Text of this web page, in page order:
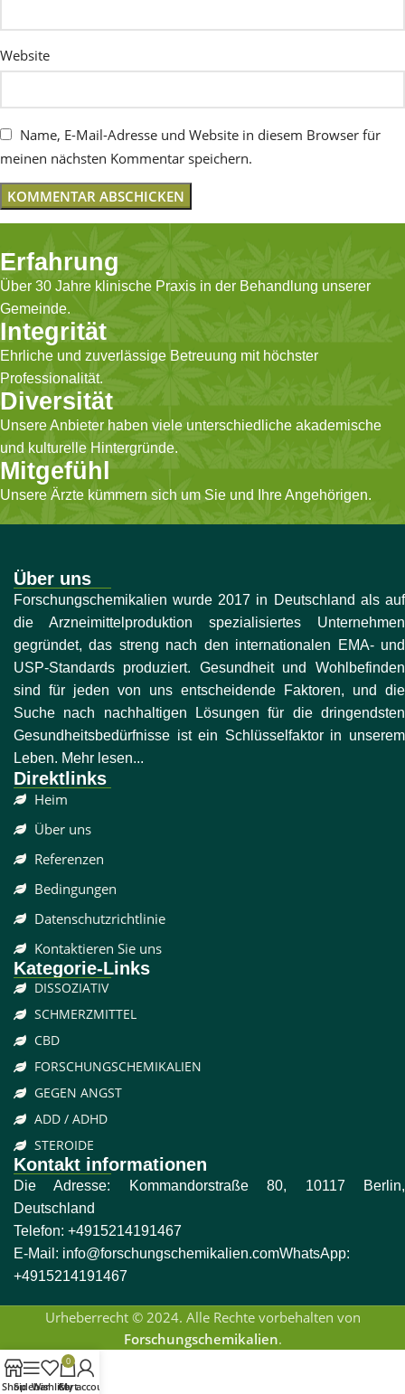
Website
Name, E-Mail-Adresse und Website in diesem Browser für
meinen nächsten Kommentar speichern.
Erfahrung
Über 30 Jahre klinische Praxis in der Behandlung unserer
Gemeinde.
Integrität
Ehrliche und zuverlässige Betreuung mit höchster
Professionalität.
Diversität
Unsere Anbieter haben viele unterschiedliche akademische
und kulturelle Hintergründe.
Mitgefühl
Unsere Ärzte kümmern sich um Sie und Ihre Angehörigen.
Über uns
Forschungschemikalien wurde 2017 in Deutschland als auf
die Arzneimittelproduktion spezialisiertes Unternehmen
gegründet, das streng nach den internationalen EMA- und
USP-Standards produziert. Gesundheit und Wohlbefinden
sind für jeden von uns entscheidende Faktoren, und die
Suche nach nachhaltigen Lösungen für die dringendsten
Gesundheitsbedürfnisse ist ein Schlüsselfaktor in unserem
Leben. Mehr lesen...
Direktlinks
Heim
Über uns
Referenzen
Bedingungen
Datenschutzrichtlinie
Kontaktieren Sie uns
Kategorie-Links
DISSOZIATIV
SCHMERZMITTEL
CBD
FORSCHUNGSCHEMIKALIEN
GEGEN ANGST
ADD / ADHD
STEROIDE
Kontakt informationen
Die Adresse: Kommandorstraße 80, 10117 Berlin,
Deutschland
Telefon: +4915214191467
E-Mail: info@forschungschemikalien.comWhatsApp:
+4915214191467
Urheberrecht © 2024. Alle Rechte vorbehalten von
Forschungschemikalien.
ShopSidebarWishlist
0
Cart
My account